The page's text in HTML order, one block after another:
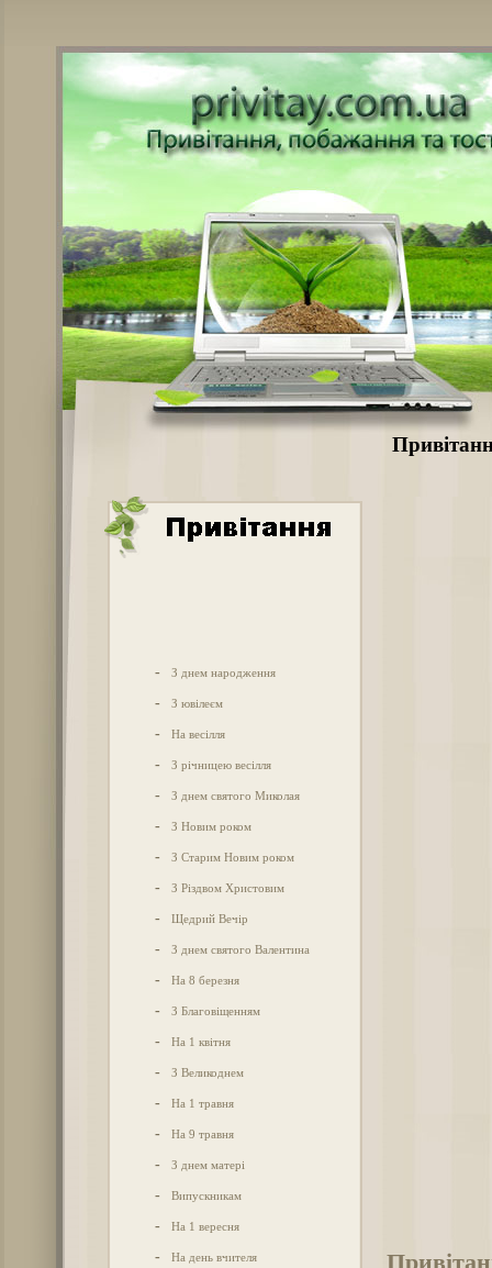
- З днем народження
- З ювілеєм
- На весілля
- З річницею весілля
- З днем святого Миколая
- З Новим роком
- З Старим Новим роком
- З Різдвом Христовим
- Щедрий Вечір
- З днем святого Валентина
- На 8 березня
- З Благовіщенням
- На 1 квітня
- З Великоднем
- На 1 травня
- На 9 травня
- З днем матері
- Випускникам
- На 1 вересня
- На день вчителя